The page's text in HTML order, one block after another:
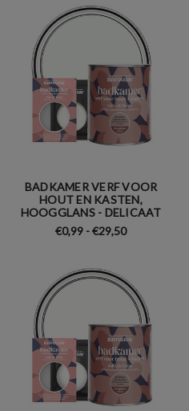
BADKAMER VERF VOOR
HOUT EN KASTEN,
HOOGGLANS - DELICAAT
€0,99 - €29,50